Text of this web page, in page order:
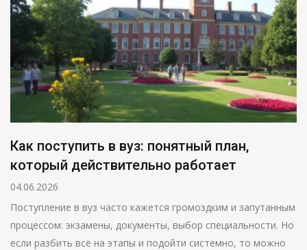
Как поступить в вуз: понятный план,
который действительно работает
04.06.2026
Поступление в вуз часто кажется громоздким и запутанным
процессом: экзамены, документы, выбор специальности. Но
если разбить всё на этапы и подойти системно, то можно